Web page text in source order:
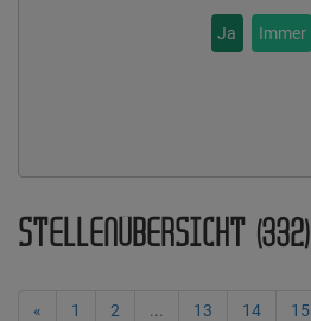
Ja Immer
STELLENÜBERSICHT (332)
« 1 2 ... 13 14 15